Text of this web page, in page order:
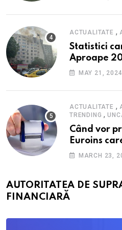
ACTUALITATE ,
Statistici
Aproape
România,
nici 40 de
MAY 21, 2024
ACTUALITATE ,
TRENDING ,
Când vor
Euroins
RCA? Toți
MARCH 23,
AUTORITATEA DE
FINANCIARĂ